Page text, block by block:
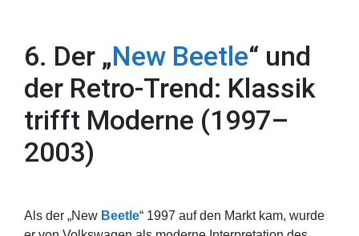
6. Der „New Beetle“ und
der Retro-Trend: Klassik
trifft Moderne (1997–
2003)
Als der „New Beetle“ 1997 auf den Markt kam, wurde